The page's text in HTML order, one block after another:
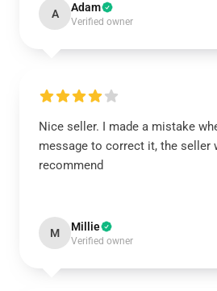
A Adam
Verified owner
Nice seller. I made a mistake
message to correct it, the seller
recommend
M Millie
Verified owner